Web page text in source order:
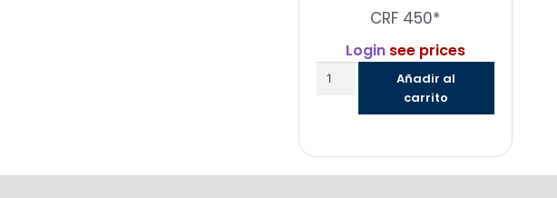
CRF 450*
Loginsee prices
Añadir al
carrito